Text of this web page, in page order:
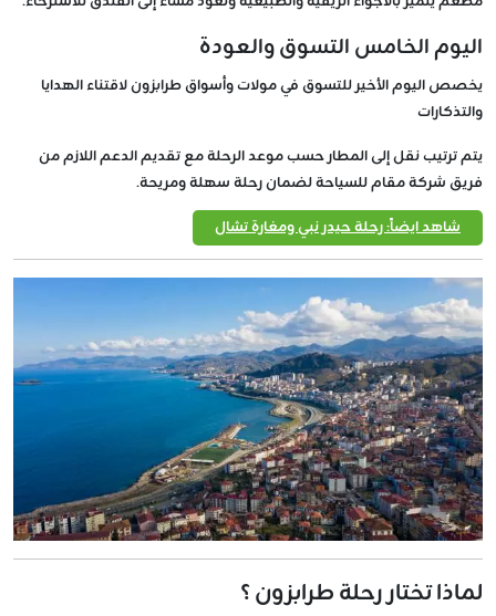
اليوم الخامس التسوق والعودة
يخصص اليوم الأخير للتسوق في مولات وأسواق طرابزون لاقتناء الهدايا
والتذكارات
يتم ترتيب نقل إلى المطار حسب موعد الرحلة مع تقديم الدعم اللازم من
فريق شركة مقام للسياحة لضمان رحلة سهلة ومريحة.
شاهد ايضاً: رحلة حيدر نبي ومغارة تشال
لماذا تختار رحلة طرابزون ؟